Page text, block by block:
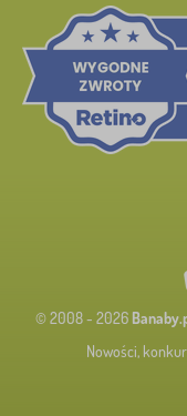
© 2008 - 2026
Nowości,